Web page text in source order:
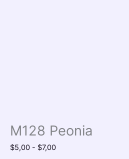
M128 Peonia
$5,00 - $7,00